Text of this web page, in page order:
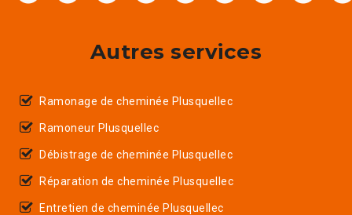
Autres services
Ramonage de cheminée Plusquellec
Ramoneur Plusquellec
Débistrage de cheminée Plusquellec
Réparation de cheminée Plusquellec
Entretien de cheminée Plusquellec